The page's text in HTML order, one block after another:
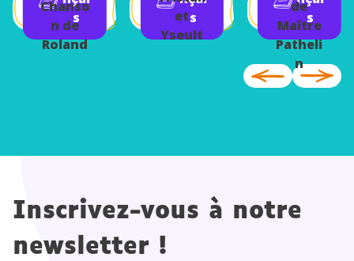
s
Chanso
n de
Roland
s
et
Yseult
s
de
Maître
Patheli
n
Inscrivez-vous à notre
newsletter !